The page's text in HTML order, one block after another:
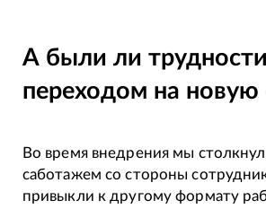
А были ли
переходом на новую
Во время внедрения мы
саботажем со стороны
привыкли к другому формату